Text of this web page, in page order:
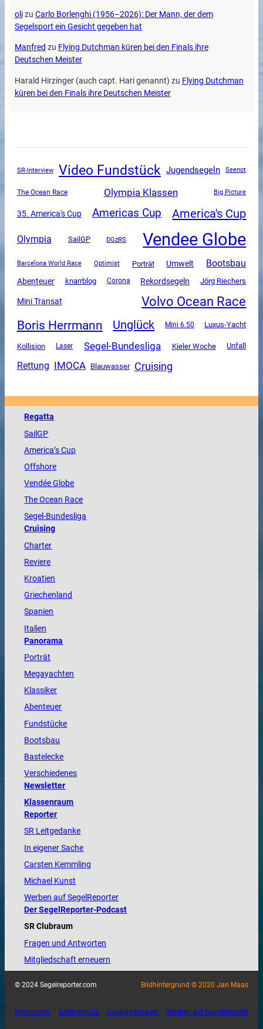
olizu Carlo Borlenghi (1956–2026): Der Mann, der dem
Segelsport ein Gesicht gegeben hat
Manfred zu Flying Dutchman küren bei den Finals ihre
Deutschen Meister
Harald Hirzinger (auch capt. Hari genannt) zu Flying Dutchman
küren bei den Finals ihre Deutschen Meister
SR-Interview Video Fundstück Jugendsegeln Seenot
The Ocean Race Olympia Klassen Big Picture
35. America's Cup Americas Cup America's Cup
Olympia SailGP DGzRS Vendee Globe
Barcelona World Race Optimist Porträt Umwelt Bootsbau
Abenteuer knarrblog Corona Rekordsegeln Jörg Riechers
Mini Transat Volvo Ocean Race
Boris Herrmann Unglück Mini 6.50 Luxus-Yacht
Kollision Laser Segel-Bundesliga Kieler Woche Unfall
Rettung IMOCA Blauwasser Cruising
Regatta
SailGP
America’s Cup
Offshore
VendéeGlobe
TheOcean Race
Segel-Bundesliga
Cruising
Charter
Reviere
Kroatien
Griechenland
Spanien
Italien
Panorama
Porträt
Megayachten
Klassiker
Abenteuer
Fundstücke
Bootsbau
Bastelecke
Verschiedenes
Newsletter
Klassenraum
Reporter
SR Leitgedanke
In eigener Sache
Carsten Kemmling
Michael Kunst
Werben auf SegelReporter
Der SegelReporter-Podcast
SR Clubraum
Fragen und Antworten
Mitgliedschaft erneuern
© 2024 Segelreporter.com Bildhintergrund © 2020 Jan Maas
Impressum Datenschutz Cookie-Manager Werben auf SegelReporter